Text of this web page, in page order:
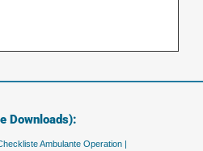
Downloads):
Ambulante Operation |